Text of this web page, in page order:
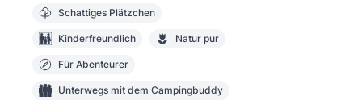
Schattiges Plätzchen
Kinderfreundlich Natur pur
Für Abenteurer
Unterwegs mit dem Campingbuddy